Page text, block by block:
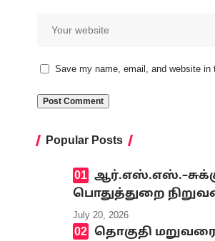
Save my name, email, and website
Popular Posts
பொதுத்துறை
July 20, 2026
தொகுதி